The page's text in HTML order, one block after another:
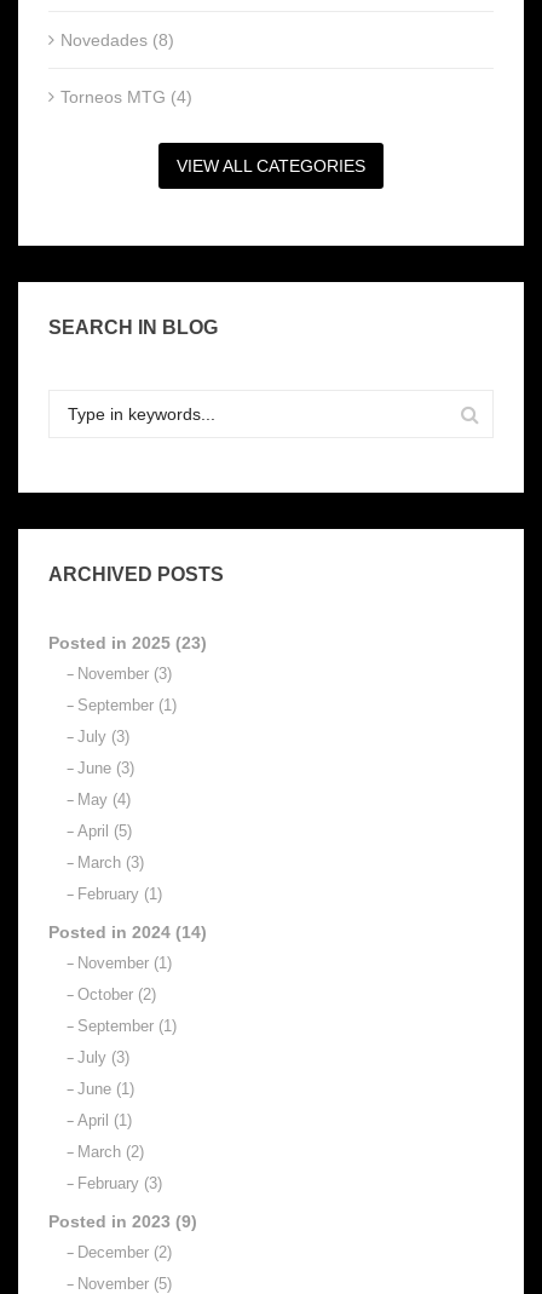
Novedades (8)
Torneos MTG (4)
VIEW ALL CATEGORIES
SEARCH IN BLOG
ARCHIVED POSTS
Posted in 2025 (23)
November (3)
September (1)
July (3)
June (3)
May (4)
April (5)
March (3)
February (1)
Posted in 2024 (14)
November (1)
October (2)
September (1)
July (3)
June (1)
April (1)
March (2)
February (3)
Posted in 2023 (9)
December (2)
November (5)